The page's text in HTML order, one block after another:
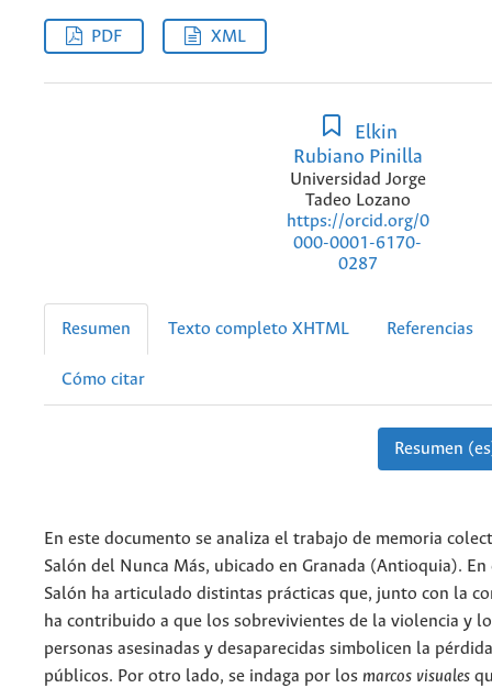
PDF XML
Elkin
Rubiano Pinilla
Universidad Jorge
Tadeo Lozano
https://orcid.org/0
000-0001-6170-
0287
Resumen Texto completo XHTML Referencias
Cómo citar
Resumen
En este documento se analiza el trabajo de memoria
Salón del Nunca Más, ubicado en Granada (Antioquia).
Salón ha articulado distintas prácticas que, junto con la
ha contribuido a que los sobrevivientes de la violencia y
personas asesinadas y desaparecidas simbolicen la
públicos. Por otro lado, se indaga por los marcos visuales